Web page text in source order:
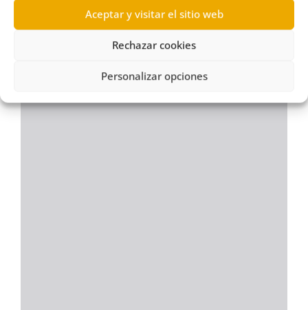
Aceptar y visitar el sitio web
Rechazar cookies
Personalizar opciones